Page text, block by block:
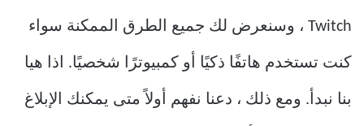
Twitch ، وسنعرض لك جميع الطرق الممكنة سواء
كنت تستخدم هاتفًا ذكيًا أو كمبيوترًا شخصيًا. اذا هيا
بنا نبدأ. ومع ذلك ، دعنا نفهم أولاً متى يمكنك الإبلاغ